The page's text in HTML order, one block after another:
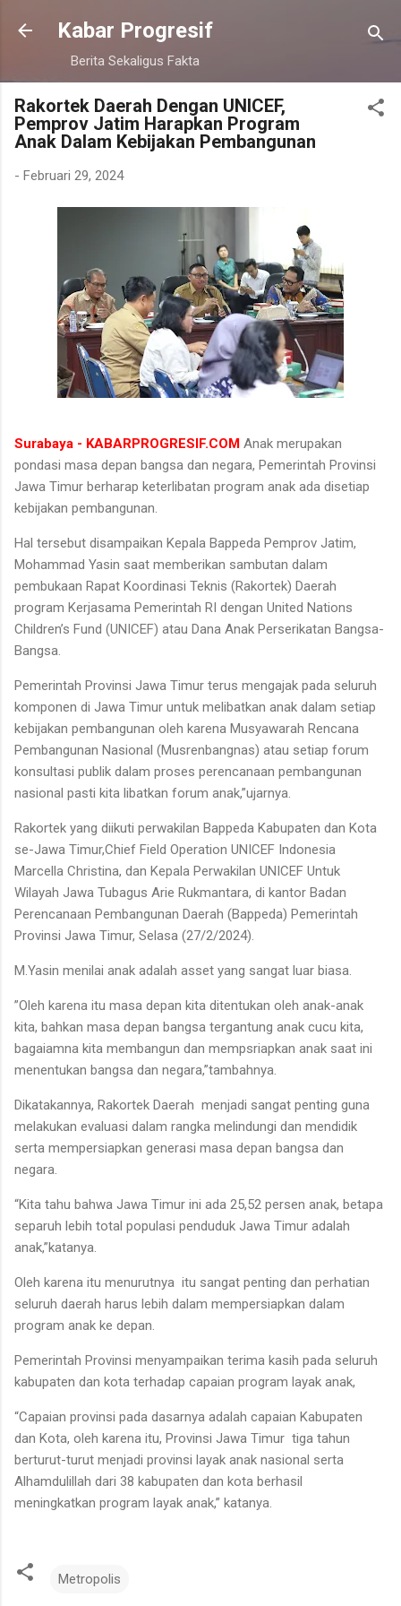
Langsung ke konten utama
Kabar Progresif
Berita Sekaligus Fakta
Rakortek Daerah Dengan UNICEF,
Pemprov Jatim Harapkan Program
Anak Dalam Kebijakan Pembangunan
- Februari 29, 2024
Surabaya - KABARPROGRESIF.COM Anak merupakan
pondasi masa depan bangsa dan negara, Pemerintah Provinsi
Jawa Timur berharap keterlibatan program anak ada disetiap
kebijakan pembangunan.
Hal tersebut disampaikan Kepala Bappeda Pemprov Jatim,
Mohammad Yasin saat memberikan sambutan dalam
pembukaan Rapat Koordinasi Teknis (Rakortek) Daerah
program Kerjasama Pemerintah RI dengan United Nations
Children’s Fund (UNICEF) atau Dana Anak Perserikatan Bangsa-
Bangsa.
Pemerintah Provinsi Jawa Timur terus mengajak pada seluruh
komponen di Jawa Timur untuk melibatkan anak dalam setiap
kebijakan pembangunan oleh karena Musyawarah Rencana
Pembangunan Nasional (Musrenbangnas) atau setiap forum
konsultasi publik dalam proses perencanaan pembangunan
nasional pasti kita libatkan forum anak,”ujarnya.
Rakortek yang diikuti perwakilan Bappeda Kabupaten dan Kota
se-Jawa Timur,Chief Field Operation UNICEF Indonesia
Marcella Christina, dan Kepala Perwakilan UNICEF Untuk
Wilayah Jawa Tubagus Arie Rukmantara, di kantor Badan
Perencanaan Pembangunan Daerah (Bappeda) Pemerintah
Provinsi Jawa Timur, Selasa (27/2/2024).
M.Yasin menilai anak adalah asset yang sangat luar biasa.
”Oleh karena itu masa depan kita ditentukan oleh anak-anak
kita, bahkan masa depan bangsa tergantung anak cucu kita,
bagaiamna kita membangun dan mempsriapkan anak saat ini
menentukan bangsa dan negara,”tambahnya.
Dikatakannya, Rakortek Daerah menjadi sangat penting guna
melakukan evaluasi dalam rangka melindungi dan mendidik
serta mempersiapkan generasi masa depan bangsa dan
negara.
“Kita tahu bahwa Jawa Timur ini ada 25,52 persen anak, betapa
separuh lebih total populasi penduduk Jawa Timur adalah
anak,”katanya.
Oleh karena itu menurutnya itu sangat penting dan perhatian
seluruh daerah harus lebih dalam mempersiapkan dalam
program anak ke depan.
Pemerintah Provinsi menyampaikan terima kasih pada seluruh
kabupaten dan kota terhadap capaian program layak anak,
“Capaian provinsi pada dasarnya adalah capaian Kabupaten
dan Kota, oleh karena itu, Provinsi Jawa Timur tiga tahun
berturut-turut menjadi provinsi layak anak nasional serta
Alhamdulillah dari 38 kabupaten dan kota berhasil
meningkatkan program layak anak,” katanya.
Metropolis